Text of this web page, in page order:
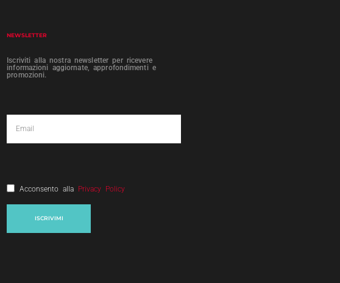
NEWSLETTER
Iscriviti alla nostra newsletter per ricevere
informazioni aggiornate, approfondimenti e
promozioni.
Acconsento alla Privacy Policy
ISCRIVIMI